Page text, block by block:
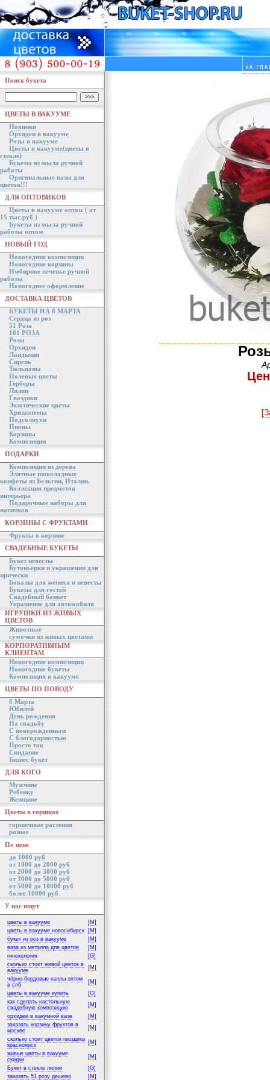
Поиск букета
ЦВЕТЫ В ВАКУУМЕ
Новинки
Орхидеи в вакууме
Розы в вакууме
Цветы в вакууме(цветы в
стекле)
Букеты из мыла ручной
работы
Оригинальные вазы для
цветов!!!
ДЛЯ ОПТОВИКОВ
Цветы в вакууме оптом ( от
15 тыс.руб )
Букеты из мыла ручной
работы оптом
НОВЫЙ ГОД
Новогодние композиции
Новогодние корзины
Имбирное печенье ручной
работы
Новогоднее оформление
ДОСТАВКА ЦВЕТОВ
БУКЕТЫ НА 8 МАРТА
Сердца из роз
51 Роза
101 РОЗА
Розы
Орхидеи
Ландыши
Сирень
Тюльпаны
Полевые цветы
Герберы
Лилии
Гвоздики
Экзотические цветы
Хризантемы
Подсолнухи
Пионы
Корзины
Композиции
ПОДАРКИ
Композиции из дерева
Элитные шоколадные
конфеты из Бельгии, Италии.
Коллекция предметов
интерьера
Подарочные наборы для
напитков
КОРЗИНЫ С ФРУКТАМИ
Фрукты в корзине
СВАДЕБНЫЕ БУКЕТЫ
Букет невесты
Бутоньерки и украшения для
прически
Бокалы для жениха и невесты
Букеты для гостей
Свадебный банкет
Украшение для автомобиля
ИГРУШКИ ИЗ ЖИВЫХ
ЦВЕТОВ
Животные
сумочки из живых цветами
КОРПОРАТИВНЫМ
КЛИЕНТАМ
Новогодние композиции
Новогодние букеты
Композиция в вакууме
ЦВЕТЫ ПО ПОВОДУ
8 Марта
Юбилей
День рождения
На свадьбу
С новорожденным
С благодарностью
Просто так
Свидание
Бизнес букет
ДЛЯ КОГО
Мужчине
Ребенку
Женщине
Цветы в горшках
горшечные растения
разное
По цене
до 1000 руб
от 1000 до 2000 руб
от 2000 до 3000 руб
от 3000 до 5000 руб
от 5000 до 10000 руб
более 10000 руб
У нас ищут
цветы в вакууме
[M]
цветы в вакууме новосибирск
[M]
букет из роз в вакууме
[M]
ваза из металла для цветов
[M]
гинекология
[G]
сколько стоит живой цветок в
вакууме
[M]
чёрно-бордовые каллы оптом
в спб
[M]
цветы в вакууме купить
[G]
как сделать настольную
свадебную композицию
[M]
орхидеи в вакумной вазе
[M]
заказать корзину фруктов в
москве
[M]
сколько стоит цветок гвоздика
красноярск
[M]
живые цветы в вакууме
скидки
[M]
Букет в стекле лилии
[G]
заказать 51 розу дешево
[M]